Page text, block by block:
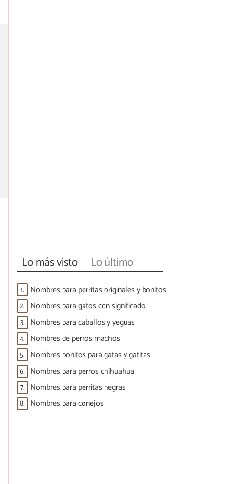
Lo más visto Lo último
1. Nombres para perritas originales y bonitos
2. Nombres para gatos con significado
3. Nombres para caballos y yeguas
4. Nombres de perros machos
5. Nombres bonitos para gatas y gatitas
6. Nombres para perros chihuahua
7. Nombres para perritas negras
8. Nombres para conejos